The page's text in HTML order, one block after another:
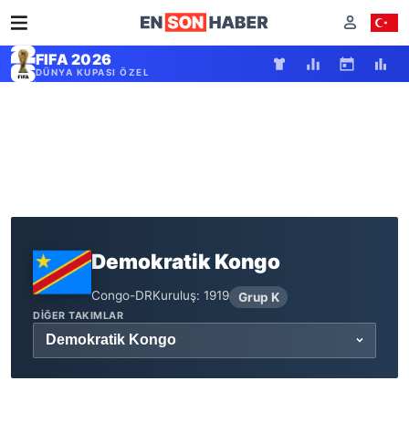
FIFA 2026
DÜNYA KUPASI ÖZEL
Demokratik Kongo
Congo-DRKuruluş: 1919 Grup K
DIĞER TAKIMLAR